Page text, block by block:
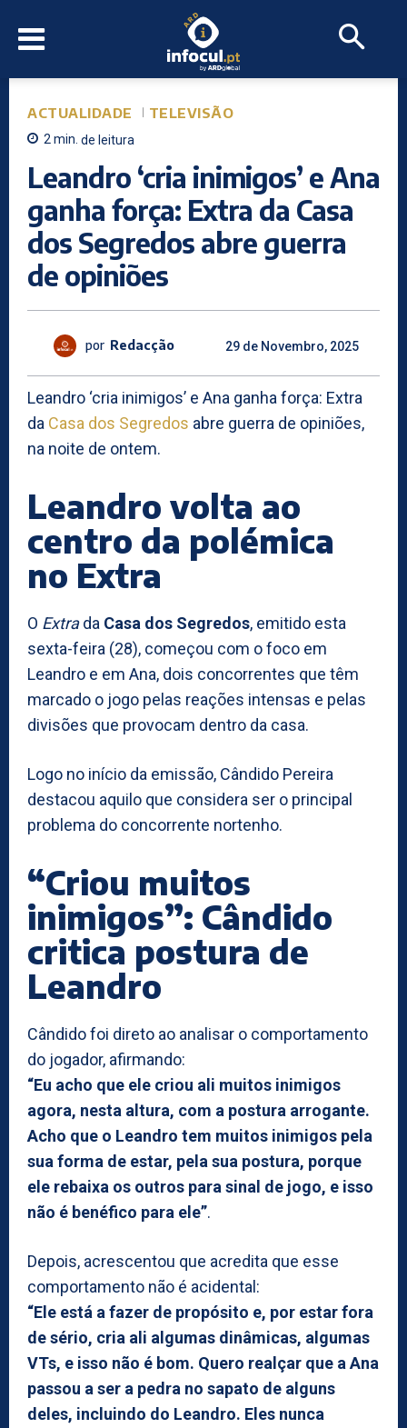
ACTUALIDADE TELEVISÃO
2min. de leitura
Leandro ‘cria inimigos’ e Ana
ganha força: Extra da Casa
dos Segredos abre guerra
de opiniões
por Redacção 29 de Novembro, 2025
Leandro ‘cria inimigos’ e Ana ganha força: Extra
da Casa dos Segredos abre guerra de opiniões,
na noite de ontem.
Leandro volta ao
centro da polémica
no Extra
O Extrada Casa dos Segredos, emitido esta
sexta-feira (28), começou com o foco em
Leandro e em Ana, dois concorrentes que têm
marcado o jogo pelas reações intensas e pelas
divisões que provocam dentro da casa.
Logo no início da emissão, Cândido Pereira
destacou aquilo que considera ser o principal
problema do concorrente nortenho.
“Criou muitos
inimigos”: Cândido
critica postura de
Leandro
Cândido foi direto ao analisar o comportamento
do jogador, afirmando:
“Eu acho que ele criou ali muitos inimigos
agora, nesta altura, com a postura arrogante.
Acho que o Leandro tem muitos inimigos pela
sua forma de estar, pela sua postura, porque
ele rebaixa os outros para sinal de jogo, e isso
não é benéfico para ele”.
Depois, acrescentou que acredita que esse
comportamento não é acidental:
“Ele está a fazer de propósito e, por estar fora
de sério, cria ali algumas dinâmicas, algumas
VTs, e isso não é bom. Quero realçar que a Ana
passou a ser a pedra no sapato de alguns
deles, incluindo do Leandro. Eles nunca